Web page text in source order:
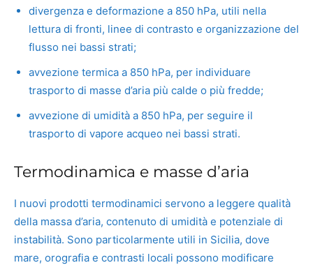
divergenza e deformazione a 850 hPa, utili nella
lettura di fronti, linee di contrasto e organizzazione del
flusso nei bassi strati;
avvezione termica a 850 hPa, per individuare
trasporto di masse d’aria più calde o più fredde;
avvezione di umidità a 850 hPa, per seguire il
trasporto di vapore acqueo nei bassi strati.
Termodinamica e masse d’aria
I nuovi prodotti termodinamici servono a leggere qualità
della massa d’aria, contenuto di umidità e potenziale di
instabilità. Sono particolarmente utili in Sicilia, dove
mare, orografia e contrasti locali possono modificare